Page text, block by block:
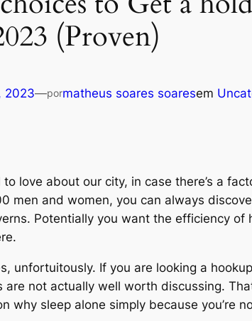
(Proven)
2023—pormatheus soares soaresem
to love about our city, in case there’s a
men and women, you can always
Potentially you want the efficiency
unfortuitously. If you are looking a
are not actually well worth discussing.
why sleep alone simply because you’re